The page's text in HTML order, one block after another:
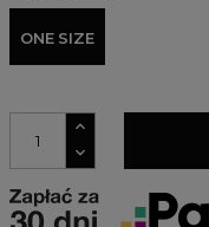
ONE SIZE